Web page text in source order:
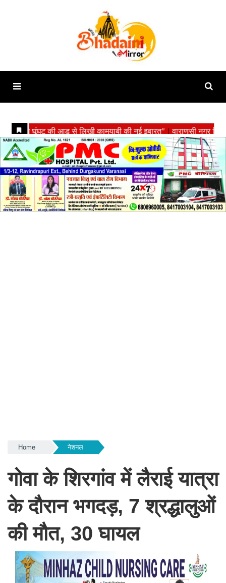
Home नेशनल
गोवा के शिरगांव में लैराई यात्रा
के दौरान भगदड़, 7 श्रद्धालुओं
की मौत, 30 घायल